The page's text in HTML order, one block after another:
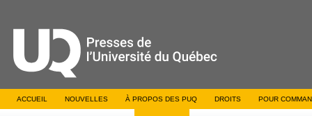
ACCUEIL NOUVELLES À PROPOS DES PUQ DROITS POUR